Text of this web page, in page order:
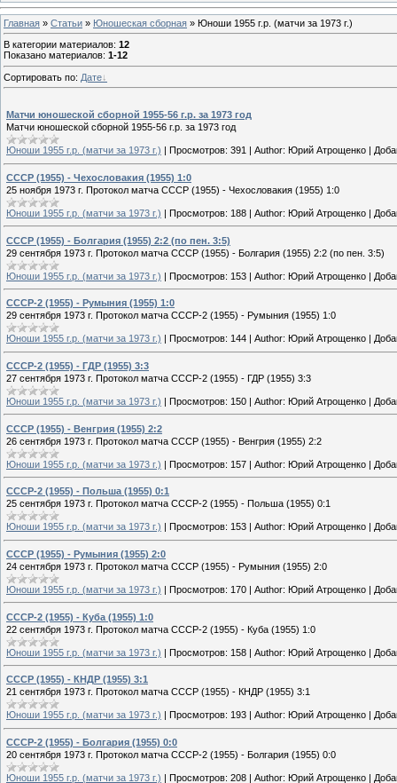
Главная » Статьи » Юношеская cборная » Юноши 1955 г.р. (матчи за 1973 г.)
В категории материалов: 12
Показано материалов: 1-12
Сортировать по: Дате
Матчи юношеской сборной 1955-56 г.р. за 1973 год
Матчи юношеской сборной 1955-56 г.р. за 1973 год
Юноши 1955 г.р. (матчи за 1973 г.) Просмотров: 391 Author: Юрий Атрощенко
СССР (1955) - Чехословакия (1955) 1:0
25 ноября 1973 г. Протокол матча СССР (1955) - Чехословакия (1955) 1:0
Юноши 1955 г.р. (матчи за 1973 г.) | Просмотров: 188 | Author: Юрий Атрощенко |
СССР (1955) - Болгария (1955) 2:2 (по пен. 3:5)
29 сентября 1973 г. Протокол матча СССР (1955) - Болгария (1955) 2:2 (по пен. 3:5)
Юноши 1955 г.р. (матчи за 1973 г.) | Просмотров: 153 | Author: Юрий Атрощенко |
СССР-2 (1955) - Румыния (1955) 1:0
29 сентября 1973 г. Протокол матча СССР-2 (1955) - Румыния (1955) 1:0
Юноши 1955 г.р. (матчи за 1973 г.) Просмотров: 144 Author: Юрий Атрощенко
СССР-2 (1955) - ГДР (1955) 3:3
27 сентября 1973 г. Протокол матча СССР-2 (1955) - ГДР (1955) 3:3
Юноши 1955 г.р. (матчи за 1973 г.) | Просмотров: 150 | Author: Юрий Атрощенко |
СССР (1955) - Венгрия (1955) 2:2
26 сентября 1973 г. Протокол матча СССР (1955) - Венгрия (1955) 2:2
Юноши 1955 г.р. (матчи за 1973 г.) | Просмотров: 157 | Author: Юрий Атрощенко |
СССР-2 (1955) - Польша (1955) 0:1
25 сентября 1973 г. Протокол матча СССР-2 (1955) - Польша (1955) 0:1
Юноши 1955 г.р. (матчи за 1973 г.) Просмотров: 153 Author: Юрий Атрощенко
СССР (1955) - Румыния (1955) 2:0
24 сентября 1973 г. Протокол матча СССР (1955) - Румыния (1955) 2:0
Юноши 1955 г.р. (матчи за 1973 г.) | Просмотров: 170 | Author: Юрий Атрощенко |
СССР-2 (1955) - Куба (1955) 1:0
22 сентября 1973 г. Протокол матча СССР-2 (1955) - Куба (1955) 1:0
Юноши 1955 г.р. (матчи за 1973 г.) | Просмотров: 158 | Author: Юрий Атрощенко |
СССР (1955) - КНДР (1955) 3:1
21 сентября 1973 г. Протокол матча СССР (1955) - КНДР (1955) 3:1
Юноши 1955 г.р. (матчи за 1973 г.) | Просмотров: 193 | Author: Юрий Атрощенко |
СССР-2 (1955) - Болгария (1955) 0:0
20 сентября 1973 г. Протокол матча СССР-2 (1955) - Болгария (1955) 0:0
Юноши 1955 г.р. (матчи за 1973 г.) | Просмотров: 208 | Author: Юрий Атрощенко |